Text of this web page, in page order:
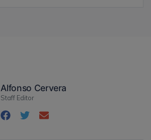
Alfonso Cervera
Staff Editor